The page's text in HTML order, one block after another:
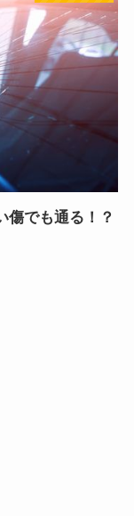
傷でも通る！？